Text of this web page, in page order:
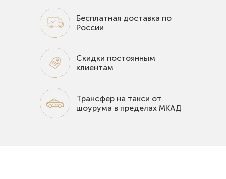
Бесплатная доставка по
России
Скидки постоянным
клиентам
Трансфер на такси от
шоурума в пределах МКАД